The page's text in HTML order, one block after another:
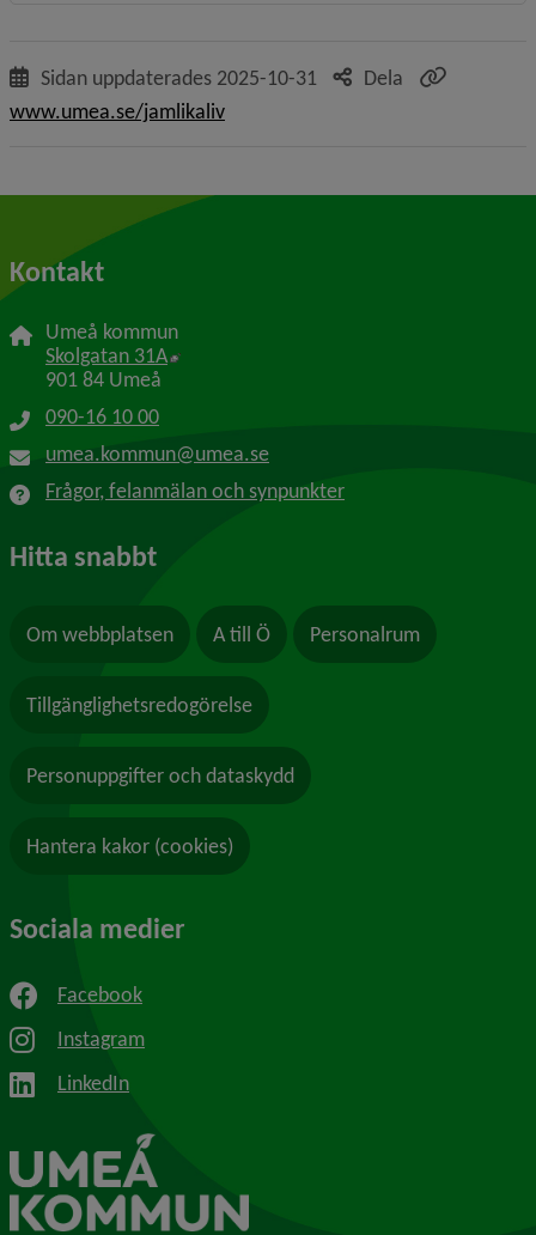
Sidan uppdaterades 2025-10-31
Dela
www.umea.se/jamlikaliv
Kontakt
Umeå kommun
Skolgatan 31A Länk till annan webbplats, öppnas i nytt
901 84 Umeå
090-16 10 00
umea.kommun@umea.se
Frågor, felanmälan och synpunkter
Hitta snabbt
Om webbplatsen A till Ö Personalrum
Tillgänglighetsredogörelse
Personuppgifter och dataskydd
Hantera kakor (cookies)
Sociala medier
Facebook
Instagram
LinkedIn